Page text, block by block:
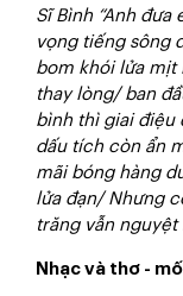
Sĩ Bình “Anh
vọng tiếng sông
bom khói lửa mịt
thay lòng/ ban
bình thì giai điệu
dấu tích còn ẩn
mãi bóng hàng
lửa đạn/ Nhưng
trăng vẫn
Nhạc và thơ -